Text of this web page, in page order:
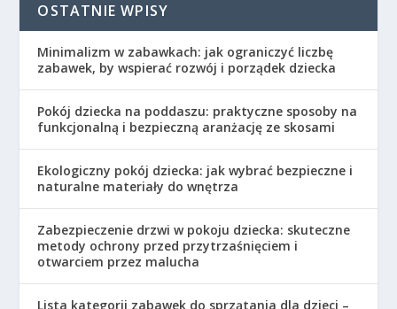
OSTATNIE WPISY
Minimalizm w zabawkach: jak ograniczyć liczbę
zabawek, by wspierać rozwój i porządek dziecka
Pokój dziecka na poddaszu: praktyczne sposoby na
funkcjonalną i bezpieczną aranżację ze skosami
Ekologiczny pokój dziecka: jak wybrać bezpieczne i
naturalne materiały do wnętrza
Zabezpieczenie drzwi w pokoju dziecka: skuteczne
metody ochrony przed przytrzaśnięciem i
otwarciem przez malucha
Lista kategorii zabawek do sprzątania dla dzieci –